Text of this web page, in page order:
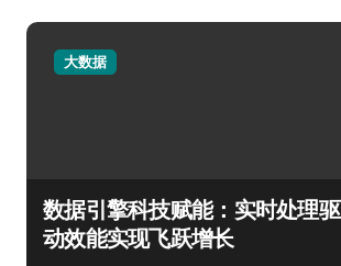
大数据
数据引擎科技赋能：实时处理驱
动效能实现飞跃增长